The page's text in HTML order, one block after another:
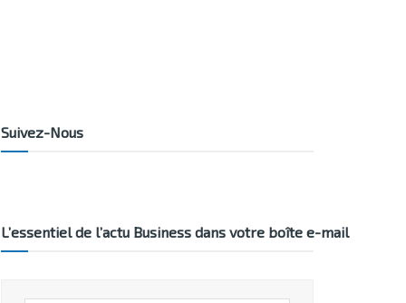
Suivez-Nous
L’essentiel de l’actu Business dans votre boîte e-mail